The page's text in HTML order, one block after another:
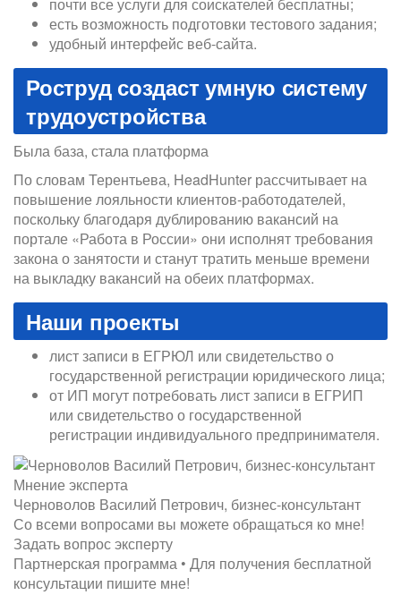
есть возможность подготовки тестового задания;
удобный интерфейс веб-сайта.
Роструд создаст умную систему
трудоустройства
Была база, стала платформа
По словам Терентьева, HeadHunter рассчитывает на
повышение лояльности клиентов-работодателей,
поскольку благодаря дублированию вакансий на
портале «Работа в России» они исполнят требования
закона о занятости и станут тратить меньше времени
на выкладку вакансий на обеих платформах.
Наши проекты
лист записи в ЕГРЮЛ или свидетельство о
государственной регистрации юридического лица;
от ИП могут потребовать лист записи в ЕГРИП
или свидетельство о государственной
регистрации индивидуального предпринимателя.
Мнение эксперта
Черноволов Василий Петрович, бизнес-консультант
Со всеми вопросами вы можете обращаться ко мне!
Задать вопрос эксперту
Партнерская программа • Для получения бесплатной
консультации пишите мне!